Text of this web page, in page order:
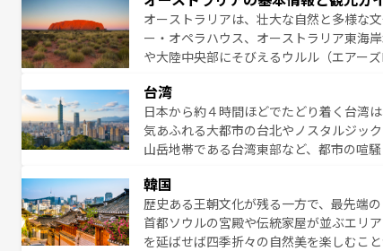
人々、おいしいローカルフードやハワイ
がハワイの魅力を彩っている。訪れるた
味わってほしい。 なお、新着のハワイ
オーストラリアは、壮大な自然と多様な
ー・オペラハウス、オーストラリア東海
や大陸中央部にそびえるウルル（エアー
豊かで、美味しいものであふれている。
ング、ハイキングなど、アウトドア好き
に味わいつくそう。 なお、新着
台湾
日本から約４時間ほどでたどり着く台湾
気あふれる大都市の台北やノスタルジッ
山岳地帯である台湾東部など、都市の喧
から高級料理、ヘルシーで美容にもいい
える。 なお、新着の台湾情報はコンテン
韓国
歴史ある王朝文化が残る一方で、最先端
首都ソウルの宮殿や伝統家屋が並ぶエリ
を延ばせば四季折々の自然美を楽しむこ